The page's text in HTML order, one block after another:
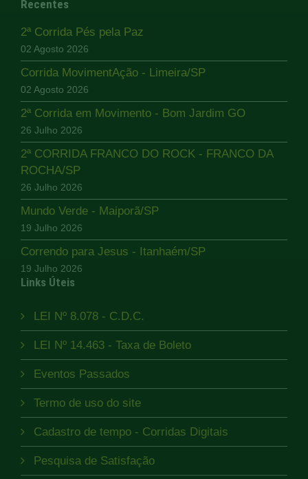
Recentes
2ª Corrida Pés pela Paz
02 Agosto 2026
Corrida MovimentAção - Limeira/SP
02 Agosto 2026
2ª Corrida em Movimento - Bom Jardim GO
26 Julho 2026
2ª CORRIDA FRANCO DO ROCK - FRANCO DA
ROCHA/SP
26 Julho 2026
Mundo Verde - Maiporã/SP
19 Julho 2026
Correndo para Jesus - Itanhaém/SP
19 Julho 2026
Links Úteis
LEI Nº 8.078 - C.D.C.
LEI Nº 14.463 - Taxa de Boleto
Eventos Passados
Termo de uso do site
Cadastro de tempo - Corridas Digitais
Pesquisa de Satisfação